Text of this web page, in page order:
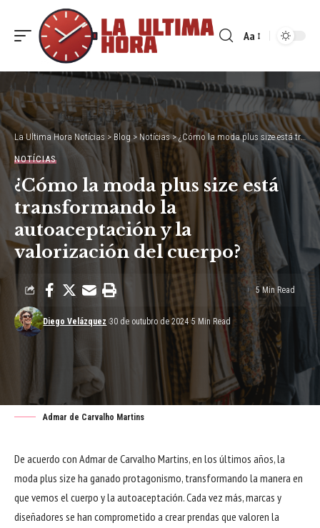
Font
Aa
La Ultima Hora Notícias > Blog > Notícias>¿Cómo la moda plus size está transformando la autoaceptación y la valorización del cuerpo?
NOTÍCIAS
¿Cómo la moda plus size está
transformando la
autoaceptación y la
valorización del cuerpo?
Diego Velázquez 30 de outubro de 2024 5 Min Read
5 Min Read
Admar de Carvalho Martins
De acuerdo con Admar de Carvalho Martins, en los últimos años, la
moda plus size ha ganado protagonismo, transformando la manera en
que vemos el cuerpo y la autoaceptación. Cada vez más, marcas y
diseñadores se han comprometido a crear prendas que valoren la